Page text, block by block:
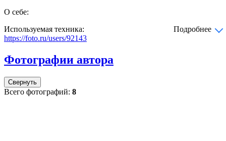
О себе:
Используемая техника:
Подробнее
https://foto.ru/users/92143
Фотографии автора
Свернуть
Всего фотографий: 8